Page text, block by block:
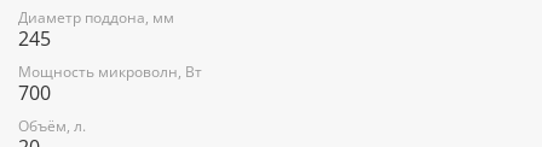
Диаметр поддона, мм
245
Мощность микроволн, Вт
700
Объём, л.